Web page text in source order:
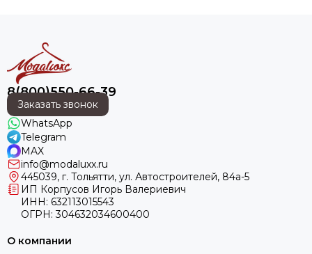
ЧАСТИЧНОМ ВЫКУПЕ
ЗАКАЗА МЕНЕЕ 8000 РУБ.,
ДОСТАВКУ 100%.
8(800)550-66-39
Заказать звонок
WhatsApp
Telegram
MAX
info@modaluxx.ru
445039, г. Тольятти, ул. Автостроителей, 84а-5
ИП Корпусов Игорь Валериевич
ИНН: 632113015543
ОГРН: 304632034600400
О компании